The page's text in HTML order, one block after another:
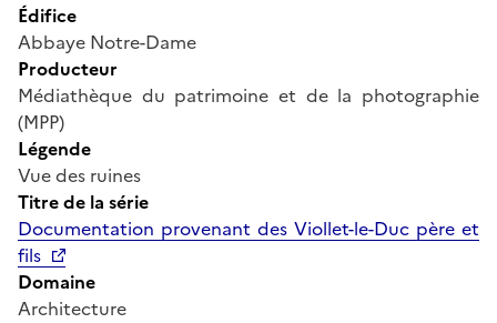
Édifice
Abbaye Notre-Dame
Producteur
Médiathèque du patrimoine et de la photographie
(MPP)
Légende
Vue des ruines
Titre de la série
Documentation provenant des Viollet-le-Duc père et
fils
Domaine
Architecture